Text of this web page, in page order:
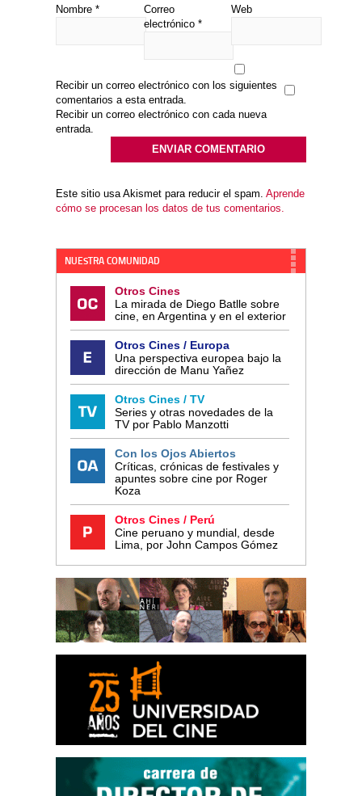
Nombre *
Correo
electrónico *
Web
Recibir un correo electrónico con los siguientes
comentarios a esta entrada.
Recibir un correo electrónico con cada nueva
entrada.
Este sitio usa Akismet para reducir el spam. Aprende
cómo se procesan los datos de tus comentarios.
NUESTRA COMUNIDAD
Otros Cines
La mirada de Diego Batlle sobre
cine, en Argentina y en el exterior
Otros Cines / Europa
Una perspectiva europea bajo la
dirección de Manu Yañez
Otros Cines / TV
Series y otras novedades de la
TV por Pablo Manzotti
Con los Ojos Abiertos
Críticas, crónicas de festivales y
apuntes sobre cine por Roger
Koza
Otros Cines / Perú
Cine peruano y mundial, desde
Lima, por John Campos Gómez